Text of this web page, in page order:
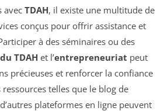
avec TDAH, il existe une multitude de
conçus pour offrir assistance et
à des séminaires ou des
TDAH et l’entrepreneuriat peut
précieuses et renforcer la confiance
telles que le blog de
plateformes en ligne peuvent